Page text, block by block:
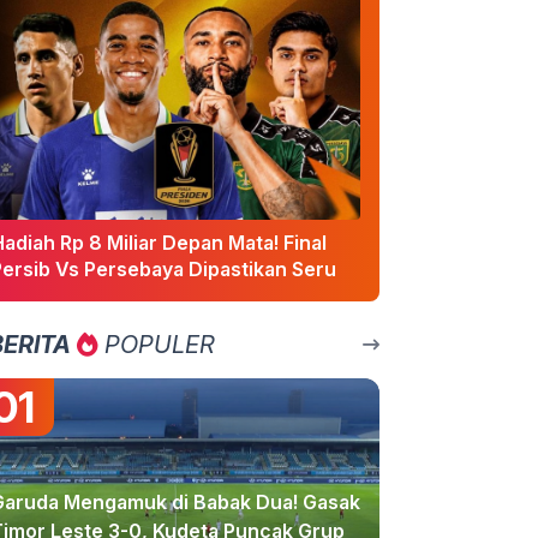
Rp 8 Miliar Depan Mata! Final
Vs Persebaya Dipastikan Seru
POPULER
Mengamuk di Babak Dua! Gasak
Leste 3-0, Kudeta Puncak Grup